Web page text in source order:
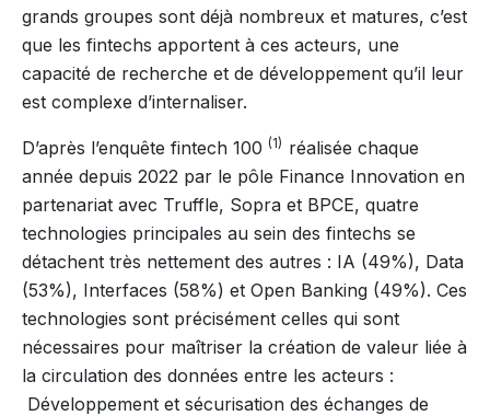
grands groupes sont déjà nombreux et matures, c’est
que les fintechs apportent à ces acteurs, une
capacité de recherche et de développement qu’il leur
est complexe d’internaliser.
D’après l’enquête fintech 100 (1) réalisée chaque
année depuis 2022 par le pôle Finance Innovation en
partenariat avec Truffle, Sopra et BPCE, quatre
technologies principales au sein des fintechs se
détachent très nettement des autres : IA (49%), Data
(53%), Interfaces (58%) et Open Banking (49%). Ces
technologies sont précisément celles qui sont
nécessaires pour maîtriser la création de valeur liée à
la circulation des données entre les acteurs :
Développement et sécurisation des échanges de